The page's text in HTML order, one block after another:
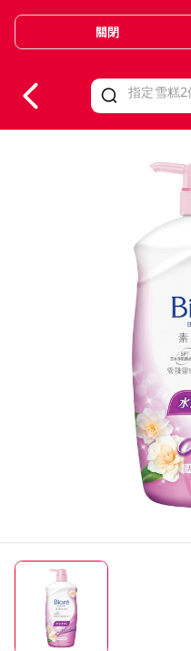
Valid Until 30 June
關閉